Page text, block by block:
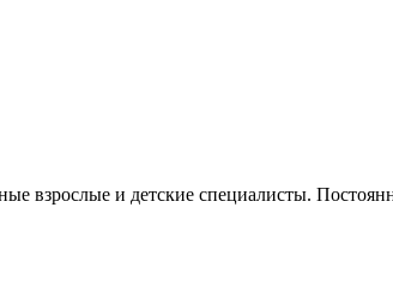
взрослые и детские специалисты.